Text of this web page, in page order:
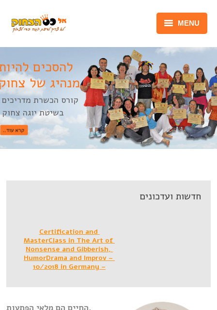
MENU
יוגה צחוק
נונסנס וג’יבריש
מפגש אישי
סדנאות
קורסים
להסכים
מנהיג של
קורס הכשרת מדריכים
בשיטת יוגה צחוק
חדשות ועדכונים
Certification and
MasterClass in The Art of
Nonsense and Gibberish,
HumorDrama and Improv –
10/2018 in Germany –